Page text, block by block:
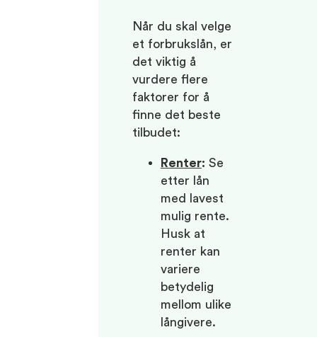
Når du skal velge
et forbrukslån, er
det viktig å
vurdere flere
faktorer for å
finne det beste
tilbudet:
Renter: Se
etter lån
med lavest
mulig rente.
Husk at
renter kan
variere
betydelig
mellom ulike
långivere.